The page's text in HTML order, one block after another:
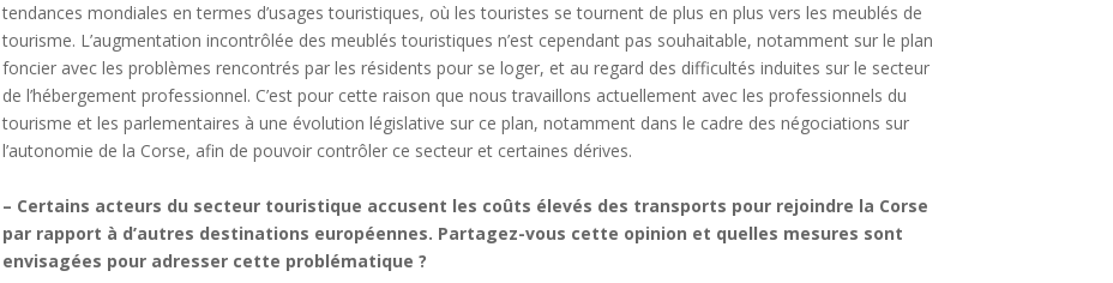
tendances mondiales en termes d’usages touristiques, où les touristes se tournent de plus en plus vers les meublés de
tourisme. L’augmentation incontrôlée des meublés touristiques n’est cependant pas souhaitable, notamment sur le plan
foncier avec les problèmes rencontrés par les résidents pour se loger, et au regard des difficultés induites sur le secteur
de l’hébergement professionnel. C’est pour cette raison que nous travaillons actuellement avec les professionnels du
tourisme et les parlementaires à une évolution législative sur ce plan, notamment dans le cadre des négociations sur
l’autonomie de la Corse, afin de pouvoir contrôler ce secteur et certaines dérives.
– Certains acteurs du secteur touristique accusent les coûts élevés des transports pour rejoindre la Corse
par rapport à d’autres destinations européennes. Partagez-vous cette opinion et quelles mesures sont
envisagées pour adresser cette problématique ?